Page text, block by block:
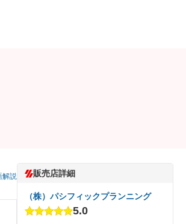
解説 販売店詳細
（株）パシフィックプランニング
5.0